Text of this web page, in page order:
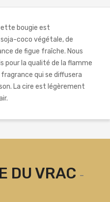
bougie est
coco végétale, de
de figue fraîche. Nous
pour la qualité de la flamme
qui se diffusera
La cire est légèrement
DU VRAC -